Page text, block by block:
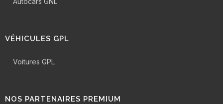
VÉHICULES GPL
Voitures GPL
NOS PARTENAIRES PREMIUM